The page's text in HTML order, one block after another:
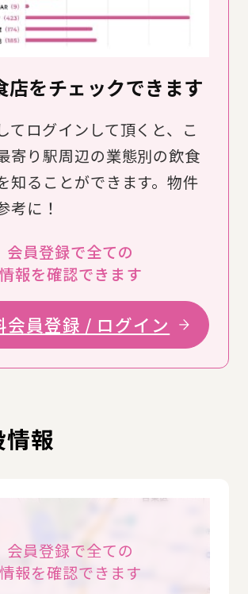
店をチェックできます
てログインして頂くと、こ
寄り駅周辺の業態別の飲食
知ることができます。物件
考に！
会員登録で全ての
情報を確認できます
会員登録 / ログイン
報
会員登録で全ての
情報を確認できます